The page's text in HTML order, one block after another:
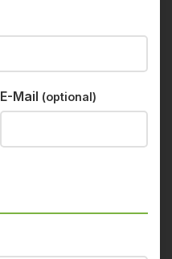
E-Mail (optional)